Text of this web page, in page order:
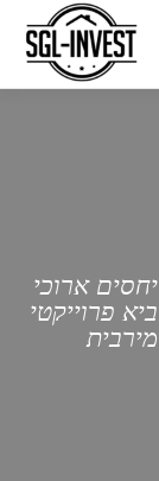
ארוכי
פרוייקטי